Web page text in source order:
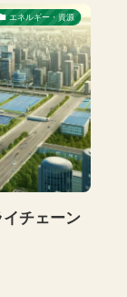
エネルギー・資源
チェーン